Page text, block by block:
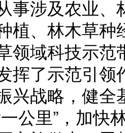
事涉及农业
植、林木草
领域科技示
挥了示范引
兴战略，健
公里”，加快